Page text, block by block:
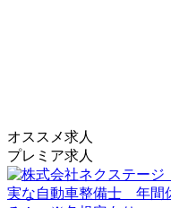
オススメ求人
プレミア求人